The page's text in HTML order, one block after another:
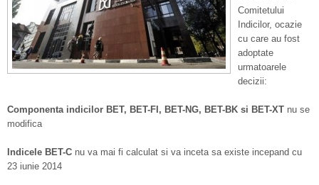
Comitetului
Indicilor, ocazie
cu care au fost
adoptate
urmatoarele
decizii:
Componenta indicilor BET, BET-FI, BET-NG, BET-BK si BET-XT nu se
modifica
Indicele BET-C nu va mai fi calculat si va inceta sa existe incepand cu
23 iunie 2014